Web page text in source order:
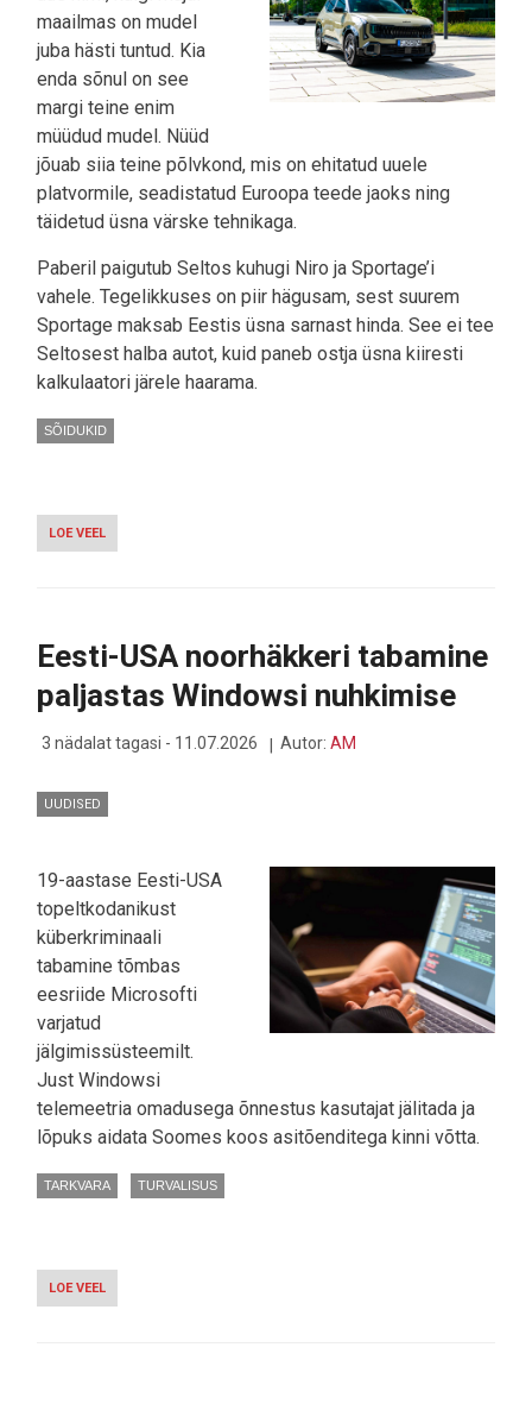
maailmas on mudel
juba hästi tuntud. Kia
enda sõnul on see
margi teine enim
müüdud mudel. Nüüd
jõuab siia teine põlvkond, mis on ehitatud uuele
platvormile, seadistatud Euroopa teede jaoks ning
täidetud üsna värske tehnikaga.
Paberil paigutub Seltos kuhugi Niro ja Sportage’i
vahele. Tegelikkuses on piir hägusam, sest suurem
Sportage maksab Eestis üsna sarnast hinda. See ei tee
Seltosest halba autot, kuid paneb ostja üsna kiiresti
kalkulaatori järele haarama.
SÕIDUKID
LOE VEEL
KIA
EBAMUGAVALT
Eesti-USA noorhäkkeri tabamine
paljastas Windowsi nuhkimise
3 nädalat tagasi - 11.07.2026 Autor: AM
UUDISED
19-aastase Eesti-USA
topeltkodanikust
küberkriminaali
tabamine tõmbas
eesriide Microsofti
varjatud
jälgimissüsteemilt.
Just Windowsi
telemeetria omadusega õnnestus kasutajat jälitada ja
lõpuks aidata Soomes koos asitõenditega kinni võtta.
TARKVARA TURVALISUS
LOE VEEL
EESTI-